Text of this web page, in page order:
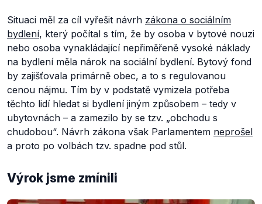
Situaci měl za cíl vyřešit návrh zákona o sociálním
bydlení, který počítal s tím, že by osoba v bytové nouzi
nebo osoba vynakládající nepřiměřeně vysoké náklady
na bydlení měla nárok na sociální bydlení. Bytový fond
by zajišťovala primárně obec, a to s regulovanou
cenou nájmu. Tím by v podstatě vymizela potřeba
těchto lidí hledat si bydlení jiným způsobem – tedy v
ubytovnách – a zamezilo by se tzv. „obchodu s
chudobou“. Návrh zákona však Parlamentem neprošel
a proto po volbách tzv. spadne pod stůl.
Výrok jsme zmínili